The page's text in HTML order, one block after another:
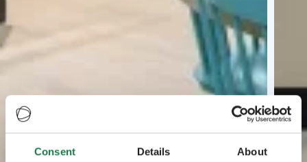
Consent Details About